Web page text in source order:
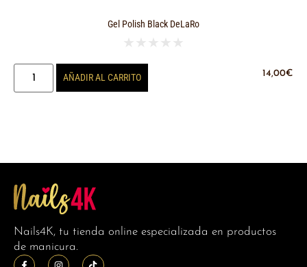
Gel Polish Black DeLaRo
★ ★ ★ ★ ★
14,00€
AÑADIR AL CARRITO
Nails4K, tu tienda online especializada en productos
de manicura.